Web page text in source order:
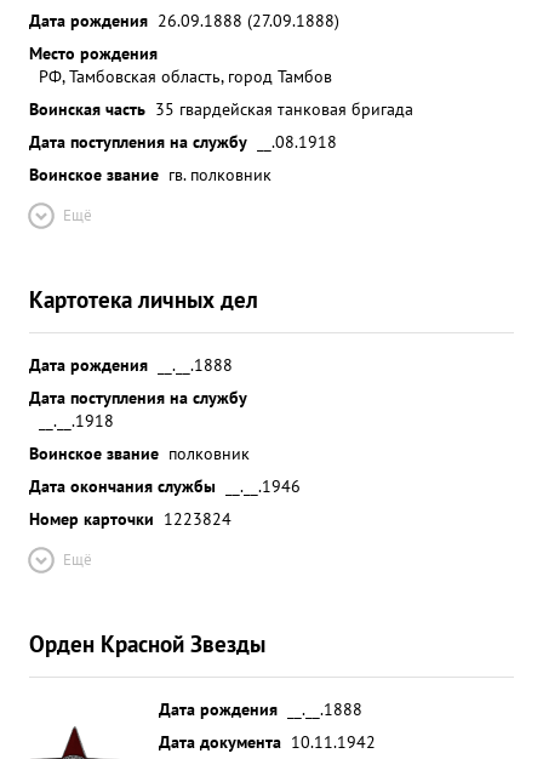
Дата рождения 26.09.1888 (27.09.1888)
Место рождения
РФ, Тамбовская область, город Тамбов
Воинская часть 35 гвардейская танковая бригада
Дата поступления на службу
__.08.1918
Воинское звание гв. полковник
Ещё
Картотека личных дел
Дата рождения
__.__.1888
Дата поступления на службу
__.__.1918
Воинское звание полковник
Дата окончания службы
__.__.1946
Номер карточки 1223824
Ещё
Орден Красной Звезды
Дата рождения
__.__.1888
Дата документа 10.11.1942